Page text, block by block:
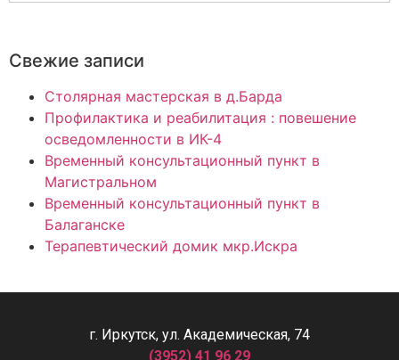
Свежие записи
Столярная мастерская в д.Барда
Профилактика и реабилитация : повешение
осведомленности в ИК-4
Временный консультационный пункт в
Магистральном
Временный консультационный пункт в
Балаганске
Терапевтический домик мкр.Искра
г. Иркутск, ул. Академическая, 74
(3952) 41 96 29